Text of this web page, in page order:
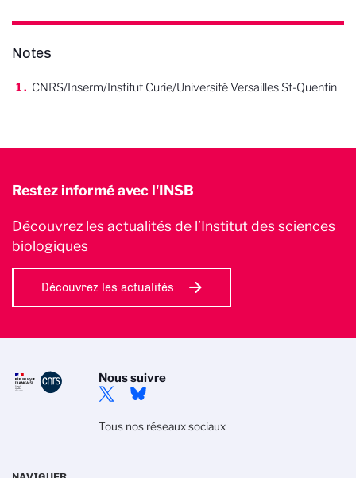
Notes
CNRS/Inserm/Institut Curie/Université Versailles St-Quentin
Restez informé avec l'INSB
Découvrez les actualités de l’Institut des sciences
biologiques
Découvrez les actualités
Nous suivre
Tous nos réseaux sociaux